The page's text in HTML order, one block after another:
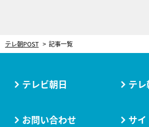
テレ朝POST 記事一覧
テレビ朝日 テ
お問い合わせ サ